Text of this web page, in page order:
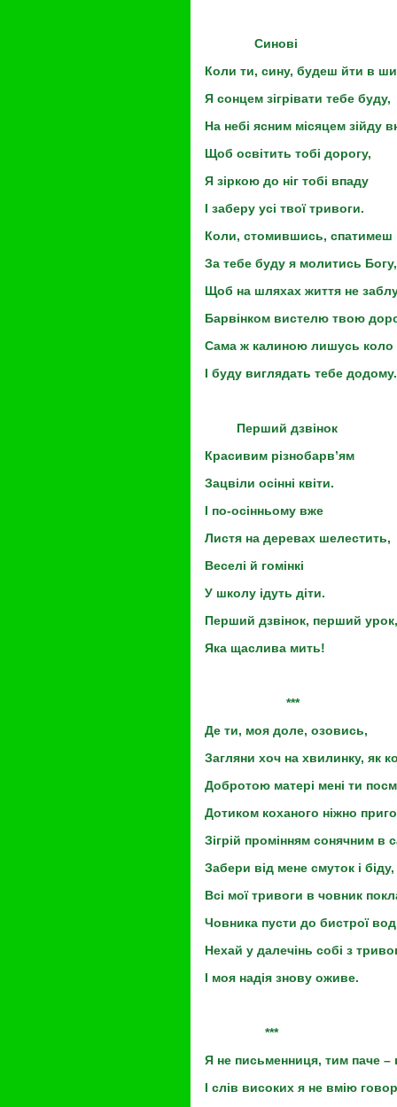
Синові
Коли ти, сину, будеш йти в
Я сонцем зігрівати тебе буду,
На небі ясним місяцем зійду
Щоб освітить тобі дорогу,
Я зіркою до ніг тобі впаду
І заберу усі твої тривоги.
Коли, стомившись, спатимеш
За тебе буду я молитись Богу,
Щоб на шляхах життя не
Барвінком вистелю твою
Сама ж калиною лишусь коло
І буду виглядать тебе додому.
Перший дзвінок
Красивим різнобарв’ям
Зацвіли осінні квіти.
І по-осінньому вже
Листя на деревах шелестить,
Веселі й гомінкі
У школу ідуть діти.
Перший дзвінок, перший урок,
Яка щаслива мить!
***
Де ти, моя доле, озовись,
Загляни хоч на хвилинку, як
Добротою матері мені ти
Дотиком коханого ніжно
Зігрій промінням сонячним в
Забери від мене смуток і біду,
Всі мої тривоги в човник
Човника пусти до бистрої
Нехай у далечінь собі з
І моя надія знову оживе.
***
Я не письменниця, тим паче –
І слів високих я не вмію